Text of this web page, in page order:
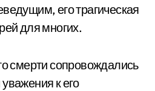
его трагическая
для многих.
смерти сопровождались
к его